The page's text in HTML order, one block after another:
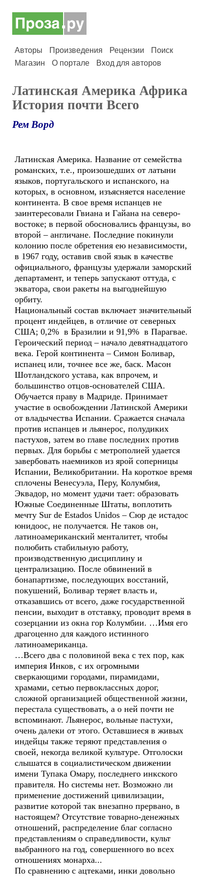
Авторы Произведения Рецензии
Поиск
Магазин
О портале Вход для авторов
Латинская Америка Африка
История почти Всего
Рем Ворд
Латинская Америка. Название от семейства
романских, т.е., произошедших от латыни
языков, португальского и испанского, на
которых, в основном, изъясняется население
континента. В свое время испанцев не
заинтересовали Гвиана и Гайана на северо-
востоке; в первой обосновались французы, во
второй – англичане. Последние покинули
колонию после обретения ею независимости,
в 1967 году, оставив свой язык в качестве
официального, французы удержали заморский
департамент, и теперь запускают оттуда, с
экватора, свои ракеты на выгоднейшую
орбиту.
Национальный состав включает значительный
процент индейцев, в отличие от северных
США; 0,2% в Бразилии и 91,9% в Парагвае.
Героический период – начало девятнадцатого
века. Герой континента – Симон Боливар,
испанец или, точнее все же, баск. Масон
Шотландского устава, как впрочем, и
большинство отцов-основателей США.
Обучается праву в Мадриде. Принимает
участие в освобождении Латинской Америки
от владычества Испании. Сражается сначала
против испанцев и льянерос, полудиких
пастухов, затем во главе последних против
первых. Для борьбы с метрополией удается
завербовать наемников из ярой соперницы
Испании, Великобритании. На короткое время
сплочены Венесуэла, Перу, Колумбия,
Эквадор, но момент удачи тает: образовать
Южные Соединенные Штаты, воплотить
мечту Sur de Estados Unidos – Сюр де истадос
юнидоос, не получается. Не таков он,
латиноамериканский менталитет, чтобы
полюбить стабильную работу,
производственную дисциплину и
централизацию. После обвинений в
бонапартизме, последующих восстаний,
покушений, Боливар теряет власть и,
отказавшись от всего, даже государственной
пенсии, выходит в отставку, проводит время в
созерцании из окна гор Колумбии. …Имя его
драгоценно для каждого истинного
латиноамериканца.
…Всего два с половиной века с тех пор, как
империя Инков, с их огромными
сверкающими городами, пирамидами,
храмами, сетью первоклассных дорог,
сложной организацией общественной жизни,
перестала существовать, а о ней почти не
вспоминают. Льянерос, вольные пастухи,
очень далеки от этого. Оставшиеся в живых
индейцы также теряют представления о
своей, некогда великой культуре. Отголоски
слышатся в социалистическом движении
имени Тупака Омару, последнего инкского
правителя. Но системы нет. Возможно ли
применение достижений цивилизации,
развитие которой так внезапно прервано, в
настоящем? Отсутствие товарно-денежных
отношений, распределение благ согласно
представлениям о справедливости, культ
выбранного на год, совершенного во всех
отношениях монарха...
По сравнению с ацтеками, инки довольно